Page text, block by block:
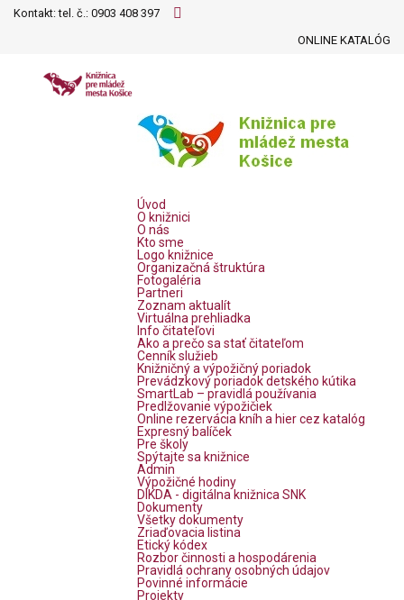
Kontakt: tel. č.: 0903 408 397
ONLINE KATALÓG
Úvod
O knižnici
O nás
Kto sme
Logo knižnice
Organizačná štruktúra
Fotogaléria
Partneri
Zoznam aktualít
Virtuálna prehliadka
Info čitateľovi
Ako a prečo sa stať čitateľom
Cenník služieb
Knižničný a výpožičný poriadok
Prevádzkový poriadok detského kútika
SmartLab – pravidlá používania
Predlžovanie výpožičiek
Online rezervácia kníh a hier cez katalóg
Expresný balíček
Pre školy
Spýtajte sa knižnice
Admin
Výpožičné hodiny
DIKDA - digitálna knižnica SNK
Dokumenty
Všetky dokumenty
Zriaďovacia listina
Etický kódex
Rozbor činnosti a hospodárenia
Pravidlá ochrany osobných údajov
Povinné informácie
Projekty